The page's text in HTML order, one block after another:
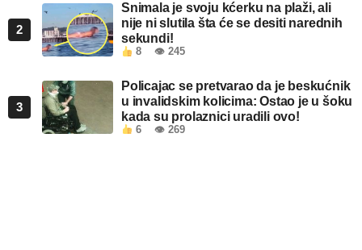
2
Snimala je svoju kćerku na plaži, ali
nije ni slutila šta će se desiti narednih
sekundi!
8 👁 245
3
Policajac se pretvarao da je beskućnik
u invalidskim kolicima: Ostao je u šoku
kada su prolaznici uradili ovo!
6 👁 269